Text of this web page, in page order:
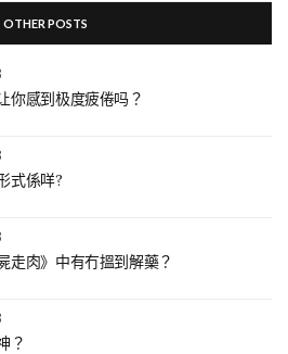
OTHER POSTS
你感到极度疲倦吗？
式係咩?
走肉》中有冇搵到解藥？
？